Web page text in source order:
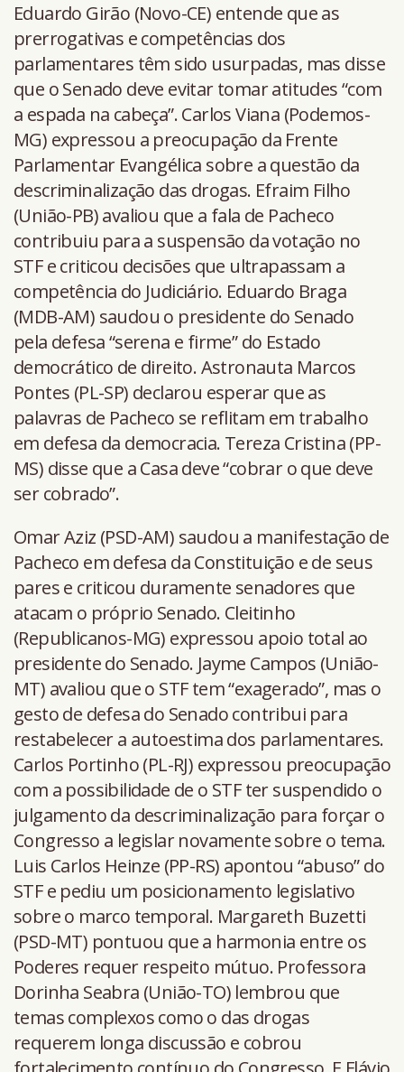
Eduardo Girão (Novo-CE) entende que as
prerrogativas e competências dos
parlamentares têm sido usurpadas, mas disse
que o Senado deve evitar tomar atitudes “com
a espada na cabeça”. Carlos Viana (Podemos-
MG) expressou a preocupação da Frente
Parlamentar Evangélica sobre a questão da
descriminalização das drogas. Efraim Filho
(União-PB) avaliou que a fala de Pacheco
contribuiu para a suspensão da votação no
STF e criticou decisões que ultrapassam a
competência do Judiciário. Eduardo Braga
(MDB-AM) saudou o presidente do Senado
pela defesa “serena e firme” do Estado
democrático de direito. Astronauta Marcos
Pontes (PL-SP) declarou esperar que as
palavras de Pacheco se reflitam em trabalho
em defesa da democracia. Tereza Cristina (PP-
MS) disse que a Casa deve “cobrar o que deve
ser cobrado”.
Omar Aziz (PSD-AM) saudou a manifestação de
Pacheco em defesa da Constituição e de seus
pares e criticou duramente senadores que
atacam o próprio Senado. Cleitinho
(Republicanos-MG) expressou apoio total ao
presidente do Senado. Jayme Campos (União-
MT) avaliou que o STF tem “exagerado”, mas o
gesto de defesa do Senado contribui para
restabelecer a autoestima dos parlamentares.
Carlos Portinho (PL-RJ) expressou preocupação
com a possibilidade de o STF ter suspendido o
julgamento da descriminalização para forçar o
Congresso a legislar novamente sobre o tema.
Luis Carlos Heinze (PP-RS) apontou “abuso” do
STF e pediu um posicionamento legislativo
sobre o marco temporal. Margareth Buzetti
(PSD-MT) pontuou que a harmonia entre os
Poderes requer respeito mútuo. Professora
Dorinha Seabra (União-TO) lembrou que
temas complexos como o das drogas
requerem longa discussão e cobrou